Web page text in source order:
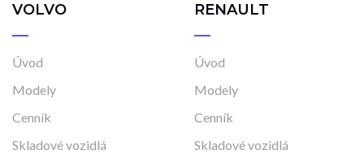
VOLVO
Úvod
Modely
Cenník
Skladové vozidlá
RENAULT
Úvod
Modely
Cenník
Skladové vozidlá